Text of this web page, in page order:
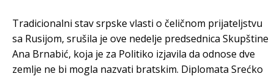
Tradicionalni stav srpske vlasti o čeličnom prijateljstvu
sa Rusijom, srušila je ove nedelje predsednica Skupštine
Ana Brnabić, koja je za Politiko izjavila da odnose dve
zemlje ne bi mogla nazvati bratskim. Diplomata Srećko